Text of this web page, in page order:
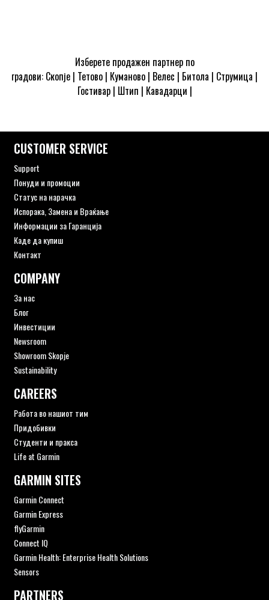
Изберете продажен партнер по
градови: Скопје | Тетово | Куманово | Велес | Битола | Струмица |
Гостивар | Штип | Кавадарци |
CUSTOMER SERVICE
Support
Понуди и промоции
Статус на нарачка
Испорака, Замена и Враќање
Информации за Гаранција
Каде да купиш
Контакт
COMPANY
За нас
Блог
Инвестиции
Newsroom
Showroom Skopje
Sustainability
CAREERS
Работа во нашиот тим
Придобивки
Студенти и пракса
Life at Garmin
GARMIN SITES
Garmin Connect
Garmin Express
flyGarmin
Connect IQ
Garmin Health: Enterprise Health Solutions
Sensors
PARTNERS